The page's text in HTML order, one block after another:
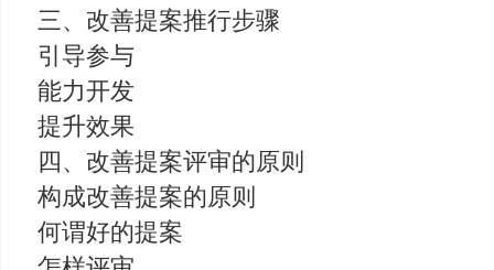
三、改善提案推行步骤
引导参与
能力开发
提升效果
四、改善提案评审的原则
构成改善提案的原则
何谓好的提案